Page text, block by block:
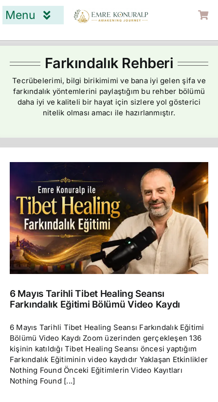
Skip
content
Menu
Contact
Farkındalık Rehberi
Tecrübelerimi, bilgi birikimimi ve bana iyi gelen şifa ve
farkındalık yöntemlerini paylaştığım bu rehber bölümü
daha iyi ve kaliteli bir hayat için sizlere yol gösterici
nitelik olması amacı ile hazırlanmıştır.
6 Mayıs Tarihli Tibet Healing Seansı
Farkındalık Eğitimi Bölümü Video Kaydı
6 Mayıs Tarihli Tibet Healing Seansı Farkındalık Eğitimi
Bölümü Video Kaydı Zoom üzerinden gerçekleşen 136
kişinin katıldığı Tibet Healing Seansı öncesi yaptığım
Farkındalık Eğitiminin video kaydıdır Yaklaşan Etkinlikler
Nothing Found Önceki Eğitimlerin Video Kayıtları
Nothing Found [...]